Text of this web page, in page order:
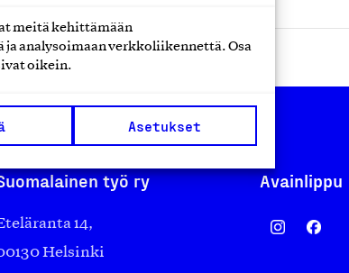
meitä kehittämään
analysoimaan verkkoliikennettä. Osa
oikein.
Asetukset
työ ry
14,
Helsinki
Avainlippu